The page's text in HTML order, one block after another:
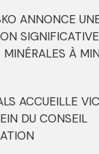
ANNONCE
MINÉRALES À
ACCUEILLE
DU CONSEIL